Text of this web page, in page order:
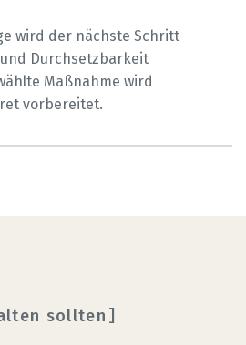
wird der nächste Schritt
Durchsetzbarkeit
Maßnahme wird
vorbereitet.
sollten